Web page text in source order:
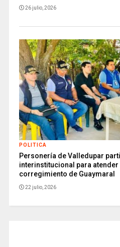
26 julio, 2026
POLITICA
Personería de Valledupar
interinstitucional para
corregimiento de Guaymaral
22 julio, 2026